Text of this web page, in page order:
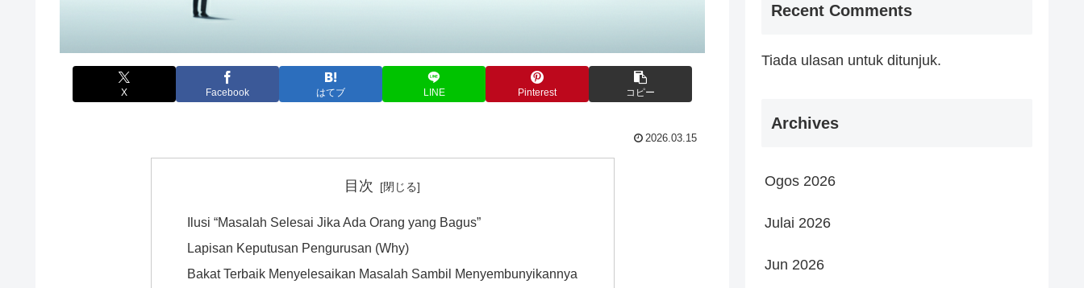
X Facebook はてブ LINE Pinterest コピー
2026.03.15
目次
Ilusi “Masalah Selesai Jika Ada Orang yang Bagus”
Lapisan Keputusan Pengurusan (Why)
Bakat Terbaik Menyelesaikan Masalah Sambil Menyembunyikannya
Recent Comments
Tiada ulasan untuk ditunjuk.
Archives
Ogos 2026
Julai 2026
Jun 2026